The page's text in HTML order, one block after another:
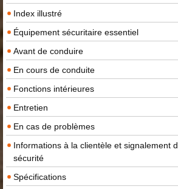
Index illustré
Équipement sécuritaire essentiel
Avant de conduire
En cours de conduite
Fonctions intérieures
Entretien
En cas de problèmes
Informations à la clientèle et signalement
sécurité
Spécifications